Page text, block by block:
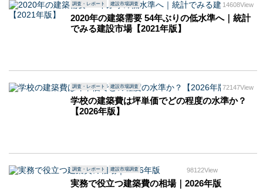
調査・レポート 建設市場調査 14608View
2020年の建築需要 54年ぶりの低水準へ｜統計
でみる建設市場【2021年版】
調査・レポート 建設市場調査 72147View
学校の建築費は坪単価でどの程度の水準か？
【2026年版】
調査・レポート 建設市場調査 98122View
実務で役立つ建築費の相場｜2026年版